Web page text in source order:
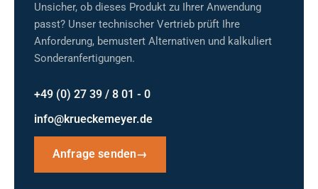
Unsicher, ob dieses Produkt zu Ihrer Anwendung
passt? Unser technischer Vertrieb prüft Ihre
Anforderung, bemustert Alternativen und kalkuliert
Sonderanfertigungen.
+49 (0) 27 39 / 8 01 - 0
info@krueckemeyer.de
Anfrage senden→